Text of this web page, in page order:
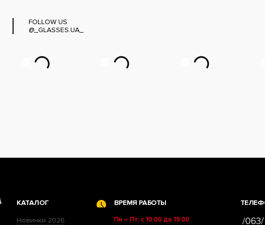
FOLLOW US
@_GLASSES.UA_
КАТАЛОГ
Новинки 2026
ВРЕМЯ РАБОТЫ
Пн – Пт: с 10:00 до 19:00